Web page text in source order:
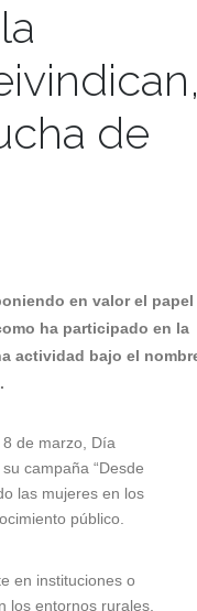
de
en valor el papel
ha participado en la
actividad bajo el
de marzo, Día
campaña “Desde
las mujeres en los
público.
en instituciones o
los entornos rurales,